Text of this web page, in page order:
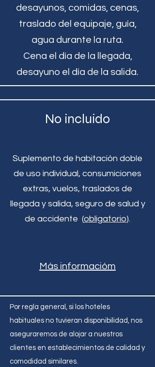
desayunos, comidas, cenas,
traslado del equipaje, guía,
agua durante la ruta.
​Cena el día de la llegada,
desayuno el día de la salida.
No incluido
Suplemento de habitación doble
de uso individual, consumiciones
extras, vuelos, traslados de
llegada y salida, seguro de salud y
de accidente (obligatorio).
Más informacióm
Por regla general, si los hoteles
habituales no tuvieran disponibilidad, nos
aseguraremos de alojar a nuestros
clientes en establecimientos de calidad y
comodidad similares.